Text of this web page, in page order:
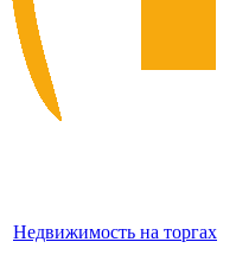
Недвижимость на торгах